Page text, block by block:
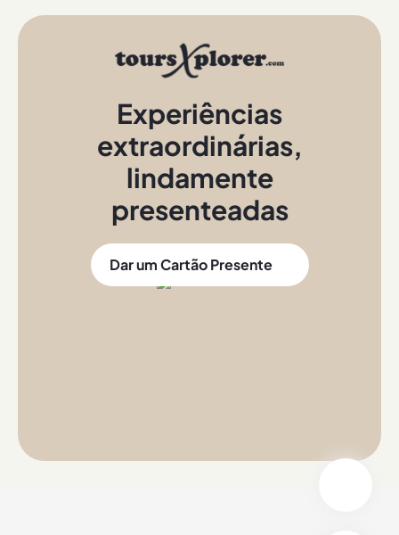
Experiências
extraordinárias,
lindamente
presenteadas
Dar um Cartão Presente